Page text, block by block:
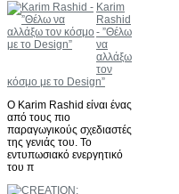
Karim
Rashid
- ”Θέλω
να
αλλάξω
τον
κόσμο με το Design”
Ο Karim Rashid είναι ένας
από τους πιο
παραγωγικούς σχεδιαστές
της γενιάς του. Το
εντυπωσιακό ενεργητικό
του π